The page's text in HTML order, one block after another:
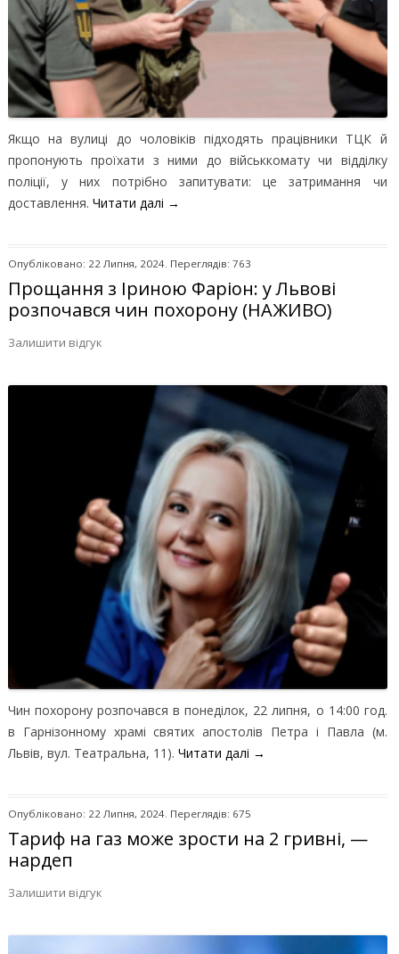
Якщо на вулиці до чоловіків підходять працівники ТЦК й
пропонують проїхати з ними до військкомату чи відділку
поліції, у них потрібно запитувати: це затримання чи
доставлення. Читати далі →
Опубліковано: 22 Липня, 2024. Переглядів: 763
Прощання з Іриною Фаріон: у Львові
розпочався чин похорону (НАЖИВО)
Залишити відгук
Чин похорону розпочався в понеділок, 22 липня, о 14:00 год.
в Гарнізонному храмі святих апостолів Петра і Павла (м.
Львів, вул. Театральна, 11). Читати далі →
Опубліковано: 22 Липня, 2024. Переглядів: 675
Тариф на газ може зрости на 2 гривні, —
нардеп
Залишити відгук